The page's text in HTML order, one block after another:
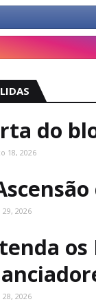
do
18, 2026
29, 2026
28, 2026